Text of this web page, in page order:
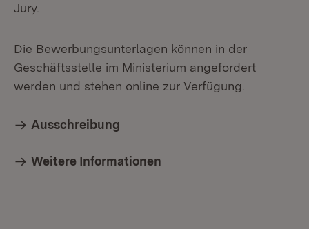
Jury.
Die Bewerbungsunterlagen können in der
Geschäftsstelle im Ministerium angefordert
werden und stehen online zur Verfügung.
Ausschreibung
Weitere Informationen